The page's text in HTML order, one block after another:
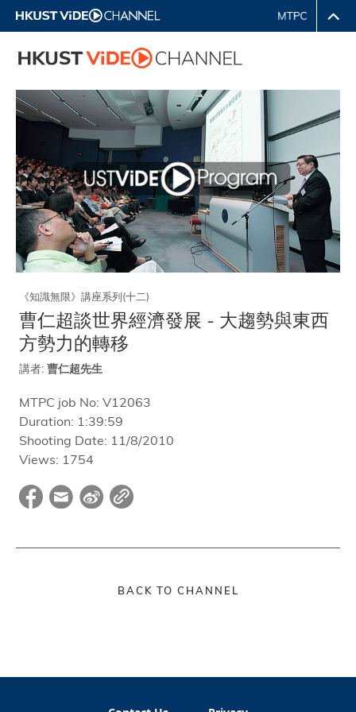
《知識無限》講座系列(十二)
曹仁超談世界經濟發展 - 大趨勢與東西
方勢力的轉移
講者: 曹仁超先生
MTPC job No: V12063
Duration: 1:39:59
Shooting Date: 11/8/2010
Views: 1754
BACK TO CHANNEL